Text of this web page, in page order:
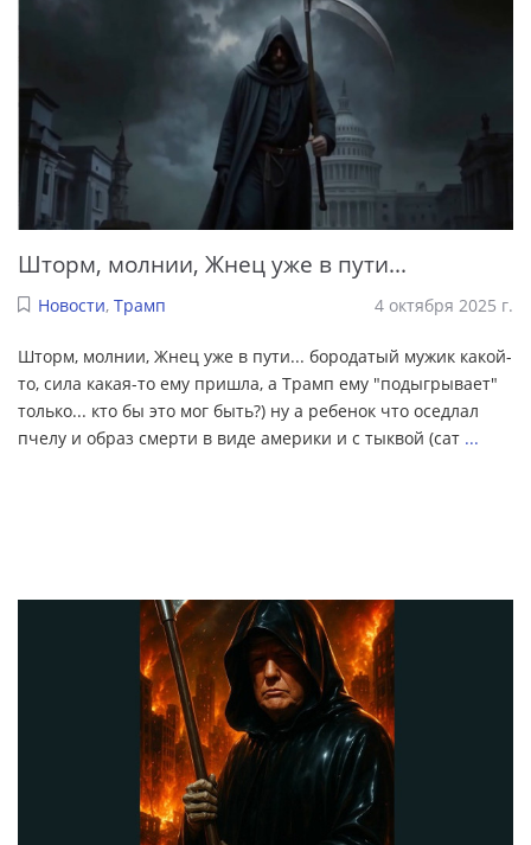
Шторм, молнии, Жнец уже в пути...
Новости, Трамп 4 октября 2025 г.
Шторм, молнии, Жнец уже в пути... бородатый мужик какой-
то, сила какая-то ему пришла, а Трамп ему "подыгрывает"
только... кто бы это мог быть?) ну а ребенок что оседлал
пчелу и образ смерти в виде америки и с тыквой (сат ...